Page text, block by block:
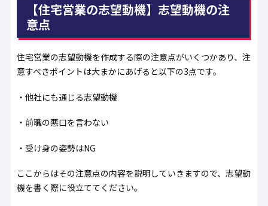
【住宅営業の志望動機】志望動機の注
意点
住宅営業の志望動機を作成する際の注意点がいくつかあり、注
意すべきポイントは大まかにあげると以下の3点です。
・他社にも通じる志望動機
・前職の悪口を言わない
・受け身の姿勢はNG
ここからはその注意点の内容を説明していきますので、志望動
機を書く際に役立ててください。